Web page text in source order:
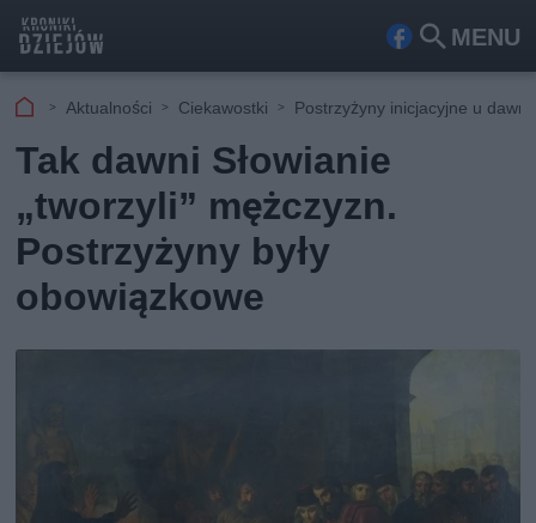
MENU
Fa
ook
Szu
kaj
Aktualności Ciekawostki Postrzyżyny inicjacyjne u
Tak dawni Słowianie
„tworzyli” mężczyzn.
Postrzyżyny były
obowiązkowe